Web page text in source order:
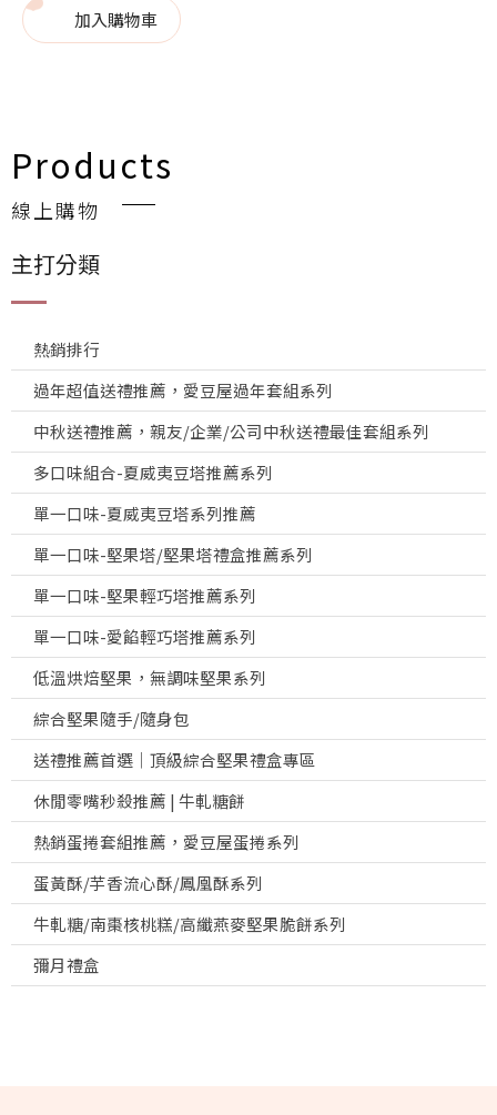
Products
線上購物
主打分類
熱銷排行
過年超值送禮推薦，愛豆屋過年套組系列
中秋送禮推薦，親友/企業/公司中秋送禮最佳套組系列
多口味組合-夏威夷豆塔推薦系列
單一口味-夏威夷豆塔系列推薦
單一口味-堅果塔/堅果塔禮盒推薦系列
單一口味-堅果輕巧塔推薦系列
單一口味-愛餡輕巧塔推薦系列
低溫烘焙堅果，無調味堅果系列
綜合堅果隨手/隨身包
送禮推薦首選｜頂級綜合堅果禮盒專區
休閒零嘴秒殺推薦 | 牛軋糖餅
熱銷蛋捲套組推薦，愛豆屋蛋捲系列
蛋黃酥/芋香流心酥/鳳凰酥系列
牛軋糖/南棗核桃糕/高纖燕麥堅果脆餅系列
彌月禮盒
圍：
NT$230
加入購物車